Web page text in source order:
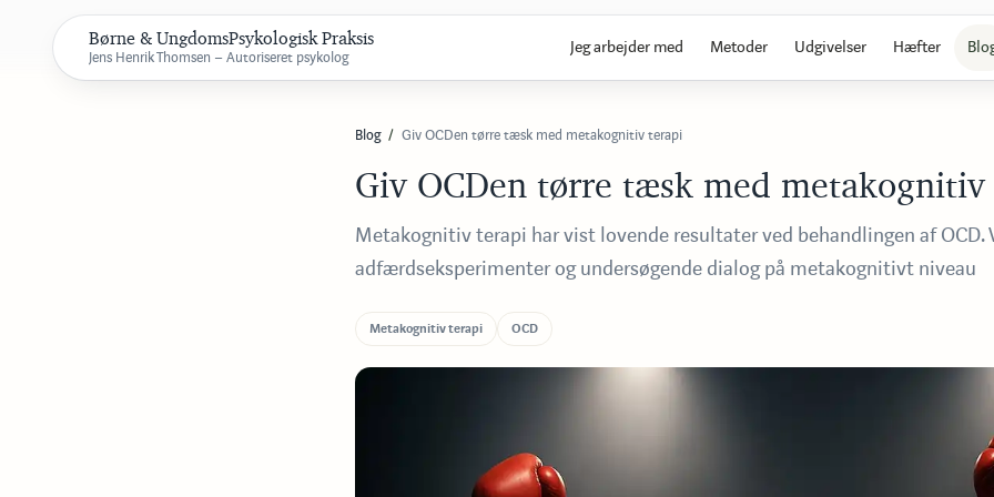
Børne & UngdomsPsykologisk Praksis
Jens Henrik Thomsen – Autoriseret psykolog
Jeg arbejder med Metoder Udgivelser Hæfter
Valg af
Blog Giv OCDen tørre tæsk med metakognitiv terapi
Giv OCDen tørre tæsk med
Metakognitiv terapi har vist lovende resultater ved behandlingen af OCD.
adfærdseksperimenter og undersøgende dialog på metakognitivt niveau
Metakognitiv terapi OCD